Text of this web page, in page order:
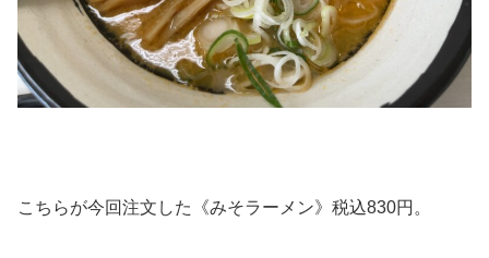
こちらが今回注文した《みそラーメン》税込830円。